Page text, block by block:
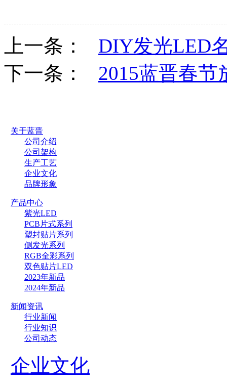
上一条： DIY发光LED
下一条： 2015蓝晋春节
关于蓝晋
公司介绍
公司架构
生产工艺
企业文化
品牌形象
产品中心
紫光LED
PCB片式系列
塑封贴片系列
侧发光系列
RGB全彩系列
双色贴片LED
2023年新品
2024年新品
新闻资讯
行业新闻
行业知识
公司动态
企业文化